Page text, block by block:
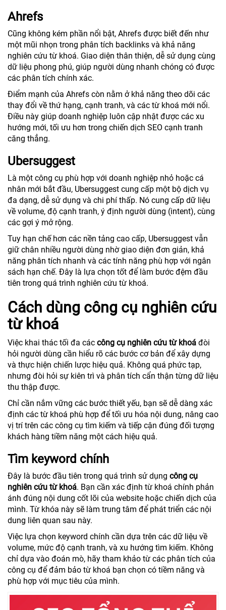
Ahrefs
Cũng không kém phần nổi bật, Ahrefs được biết đến như
một mũi nhọn trong phân tích backlinks và khả năng
nghiên cứu từ khoá. Giao diện thân thiện, dễ sử dụng cùng
dữ liệu phong phú, giúp người dùng nhanh chóng có được
các phân tích chính xác.
Điểm mạnh của Ahrefs còn nằm ở khả năng theo dõi các
thay đổi về thứ hạng, cạnh tranh, và các từ khoá mới nổi.
Điều này giúp doanh nghiệp luôn cập nhật được các xu
hướng mới, tối ưu hơn trong chiến dịch SEO cạnh tranh
căng thẳng.
Ubersuggest
Là một công cụ phù hợp với doanh nghiệp nhỏ hoặc cá
nhân mới bắt đầu, Ubersuggest cung cấp một bộ dịch vụ
đa dạng, dễ sử dụng và chi phí thấp. Nó cung cấp dữ liệu
về volume, độ cạnh tranh, ý định người dùng (intent), cùng
các gợi ý mở rộng.
Tuy hạn chế hơn các nền tảng cao cấp, Ubersuggest vẫn
giữ chân nhiều người dùng nhờ giao diện đơn giản, khả
năng phân tích nhanh và các tính năng phù hợp với ngân
sách hạn chế. Đây là lựa chọn tốt để làm bước đệm đầu
tiên trong quá trình nghiên cứu từ khoá.
Cách dùng công cụ nghiên cứu
từ khoá
Việc khai thác tối đa các công cụ nghiên cứu từ khoá đòi
hỏi người dùng cần hiểu rõ các bước cơ bản để xây dựng
và thực hiện chiến lược hiệu quả. Không quá phức tạp,
nhưng đòi hỏi sự kiên trì và phân tích cẩn thận từng dữ liệu
thu thập được.
Chỉ cần nắm vững các bước thiết yếu, bạn sẽ dễ dàng xác
định các từ khoá phù hợp để tối ưu hóa nội dung, nâng cao
vị trí trên các công cụ tìm kiếm và tiếp cận đúng đối tượng
khách hàng tiềm năng một cách hiệu quả.
Tìm keyword chính
Đây là bước đầu tiên trong quá trình sử dụng công cụ
nghiên cứu từ khoá. Bạn cần xác định từ khoá chính phản
ánh đúng nội dung cốt lõi của website hoặc chiến dịch của
mình. Từ khóa này sẽ làm trung tâm để phát triển các nội
dung liên quan sau này.
Việc lựa chọn keyword chính cần dựa trên các dữ liệu về
volume, mức độ cạnh tranh, và xu hướng tìm kiếm. Không
chỉ dựa vào đoán mò, hãy tham khảo từ các phân tích của
công cụ để đảm bảo từ khoá bạn chọn có tiềm năng và
phù hợp với mục tiêu của mình.